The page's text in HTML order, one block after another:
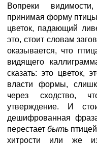
Вопреки
принимая форму
цветок, падающий
это, стоит словам
оказывается, что
видящего
сказать: это цветок,
власти формы,
через сходство,
утверждение. И
дешифрованная
перестаетбыть
хитрости или же